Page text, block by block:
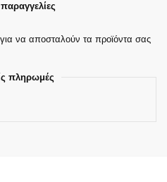
για να αποσταλούν τα προϊόντα σας
πληρωμές